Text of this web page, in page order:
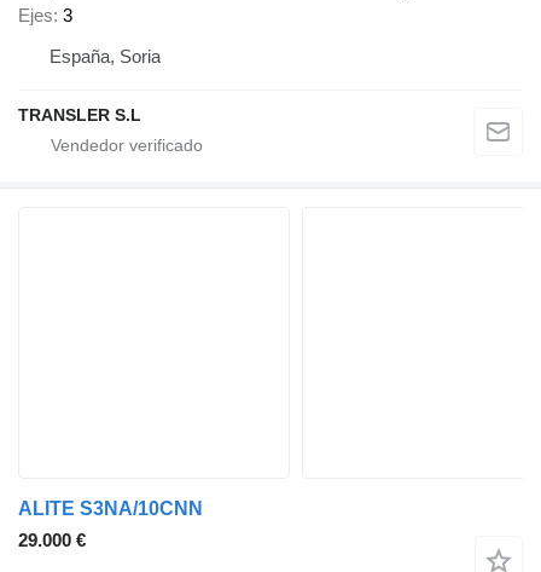
Ejes 3
España, Soria
TRANSLER S.L
ALITE S3NA/10CNN
29.000 €